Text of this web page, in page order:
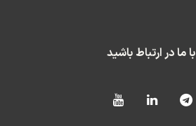
با ما در ارتباط باشید